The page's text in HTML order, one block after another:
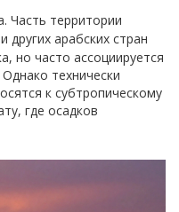
Часть территории
и других арабских стран
но часто ассоциируется
технически
к субтропическому
где осадков